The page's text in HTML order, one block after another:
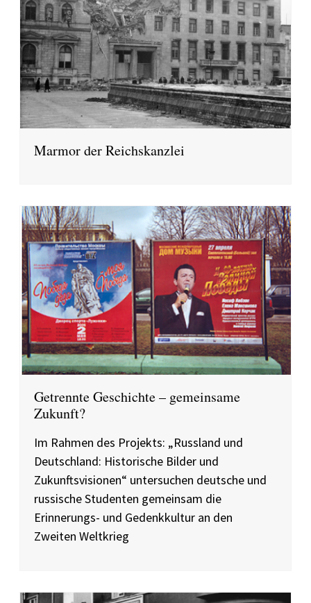
Marmor der Reichskanzlei
Getrennte Geschichte – gemeinsame
Zukunft?
Im Rahmen des Projekts: „Russland und
Deutschland: Historische Bilder und
Zukunftsvisionen“ untersuchen deutsche und
russische Studenten gemeinsam die
Erinnerungs- und Gedenkkultur an den
Zweiten Weltkrieg